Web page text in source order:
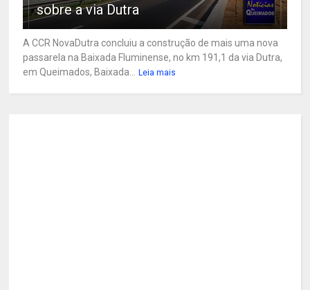
sobre a via Dutra
A CCR NovaDutra concluiu a construção de mais uma nova
passarela na Baixada Fluminense, no km 191,1 da via Dutra,
em Queimados, Baixada...
Leia mais